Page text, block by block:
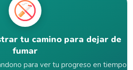
tu camino para dejar de
fumar
para ver tu progreso en tiempo